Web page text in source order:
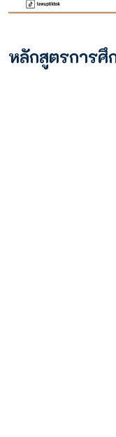
หลักสูตรการศึ